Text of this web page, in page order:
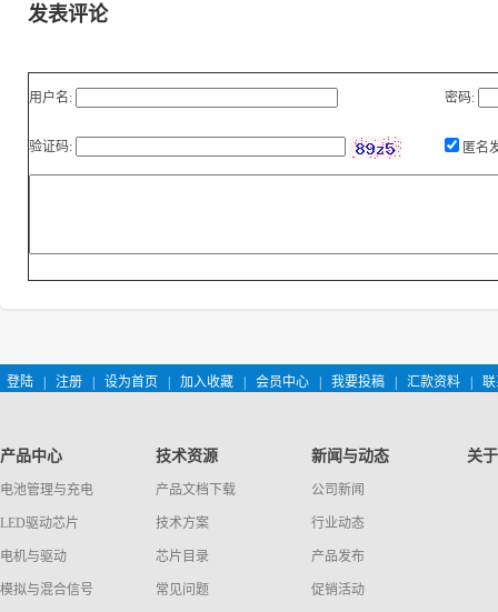
发表评论
用户名: 密码:
验证码: 匿名
登陆 | 注册 | 设为首页 | 加入收藏 | 会员中心 | 我要投稿 | 汇款资料 |
产品中心
电池管理与充电
LED驱动芯片
电机与驱动
模拟与混合信号
技术资源
产品文档下载
技术方案
芯片目录
常见问题
新闻与动态
公司新闻
行业动态
产品发布
促销活动
关